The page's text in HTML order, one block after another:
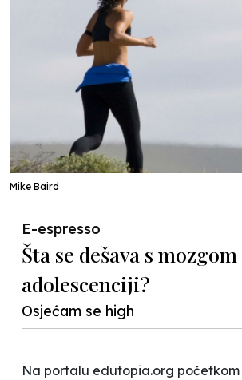
Mike Baird
E-espresso
Šta se dešava s mozgom
adolescenciji?
Osjećam se high
Na portalu edutopia.org